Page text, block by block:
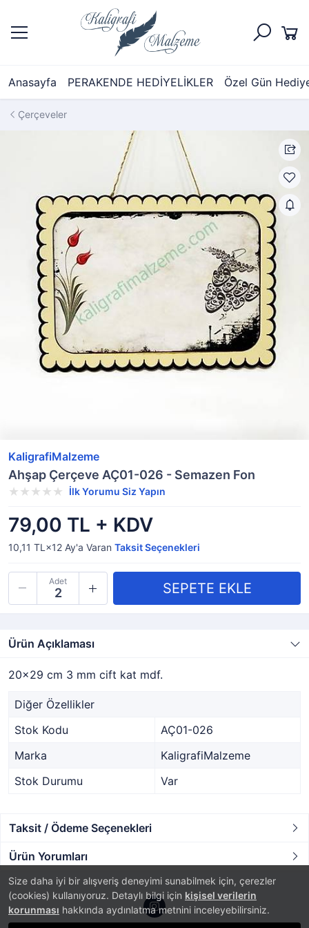
Anasayfa PERAKENDE HEDİYELİKLER Özel Gün
Size daha iyi bir alışveriş deneyimi sunabilmek için, çerezler
(cookies) kullanıyoruz. Detaylı bilgi için kişisel verilerin
korunması hakkında aydınlatma metnini inceleyebilirsiniz.
Çerçeveler
KaligrafiMalzeme
Ahşap Çerçeve AÇ01-026 - Semazen Fon
İlk Yorumu Siz Yapın
79,00 TL + KDV
10,11 TL×12 Ay'a Varan Taksit Seçenekleri
Adet
Ürün Açıklaması
20x29 cm 3 mm cift kat mdf.
Diğer Özellikler
Stok Kodu
AÇ01-026
Marka
KaligrafiMalzeme
Stok Durumu
Var
Taksit / Ödeme Seçenekleri
Ürün Yorumları